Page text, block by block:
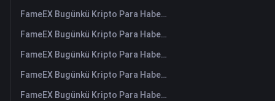
FameEX Bugünkü Kripto Para Haberleri Özeti | 6 Ağustos 2026
FameEX Bugünkü Kripto Para Haberleri Özeti | 5 Ağustos 2026
FameEX Bugünkü Kripto Para Haberleri Özeti | 4 Ağustos 2026
FameEX Bugünkü Kripto Para Haberleri Özeti | 3 Ağustos 2026
FameEX Bugünkü Kripto Para Haberleri Özeti | 31 Temmuz 2026